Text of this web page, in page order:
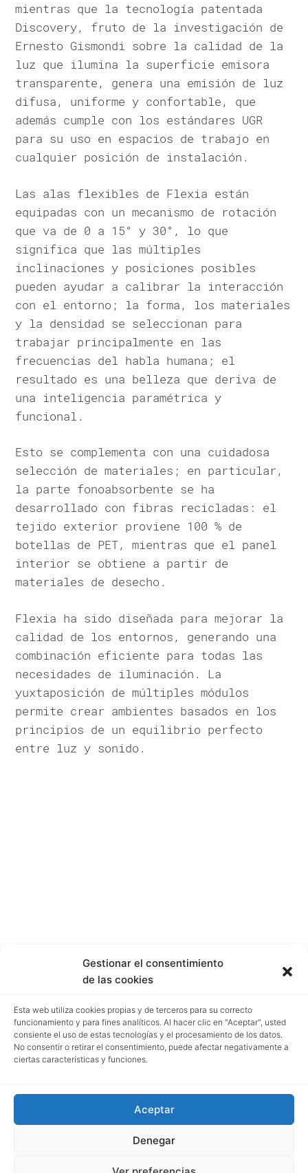
Gestionar el consentimiento
de las cookies
Esta web utiliza cookies propias y de terceros para su correcto
funcionamiento y para fines analíticos. Al hacer clic en "Aceptar", usted
consiente el uso de estas tecnologías y el procesamiento de los datos.
No consentir o retirar el consentimiento, puede afectar negativamente a
ciertas características y funciones.
Aceptar
Denegar
mientras que la tecnología patentada
Discovery, fruto de la investigación de
Ernesto Gismondi sobre la calidad de la
luz que ilumina la superficie emisora
transparente, genera una emisión de luz
difusa, uniforme y confortable, que
además cumple con los estándares UGR
para su uso en espacios de trabajo en
cualquier posición de instalación.
Las alas flexibles de Flexia están
equipadas con un mecanismo de rotación
que va de 0 a 15° y 30°, lo que
significa que las múltiples
inclinaciones y posiciones posibles
pueden ayudar a calibrar la interacción
con el entorno; la forma, los materiales
y la densidad se seleccionan para
trabajar principalmente en las
frecuencias del habla humana; el
resultado es una belleza que deriva de
una inteligencia paramétrica y
funcional.
Esto se complementa con una cuidadosa
selección de materiales; en particular,
la parte fonoabsorbente se ha
desarrollado con fibras recicladas: el
tejido exterior proviene 100 % de
botellas de PET, mientras que el panel
interior se obtiene a partir de
materiales de desecho.
Flexia ha sido diseñada para mejorar la
calidad de los entornos, generando una
combinación eficiente para todas las
necesidades de iluminación. La
yuxtaposición de múltiples módulos
permite crear ambientes basados en los
principios de un equilibrio perfecto
entre luz y sonido.